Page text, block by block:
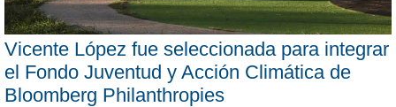
Vicente López fue seleccionada para integrar
el Fondo Juventud y Acción Climática de
Bloomberg Philanthropies